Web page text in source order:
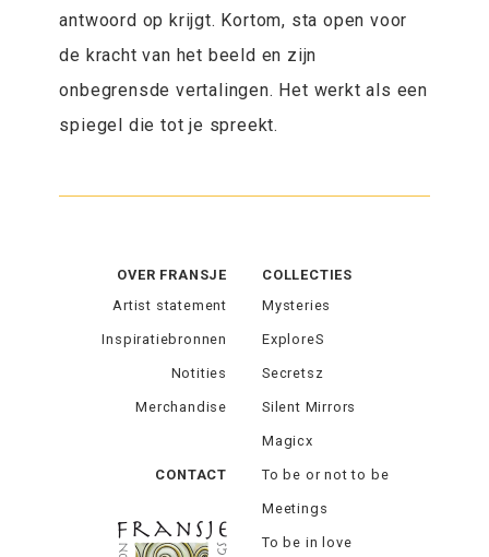
antwoord op krijgt. Kortom, sta open voor
de kracht van het beeld en zijn
onbegrensde vertalingen. Het werkt als een
spiegel die tot je spreekt.
OVER FRANSJE
Artist statement
Inspiratiebronnen
Notities
Merchandise
CONTACT
COLLECTIES
Mysteries
ExploreS
Secretsz
Silent Mirrors
Magicx
To be or not to be
Meetings
To be in love